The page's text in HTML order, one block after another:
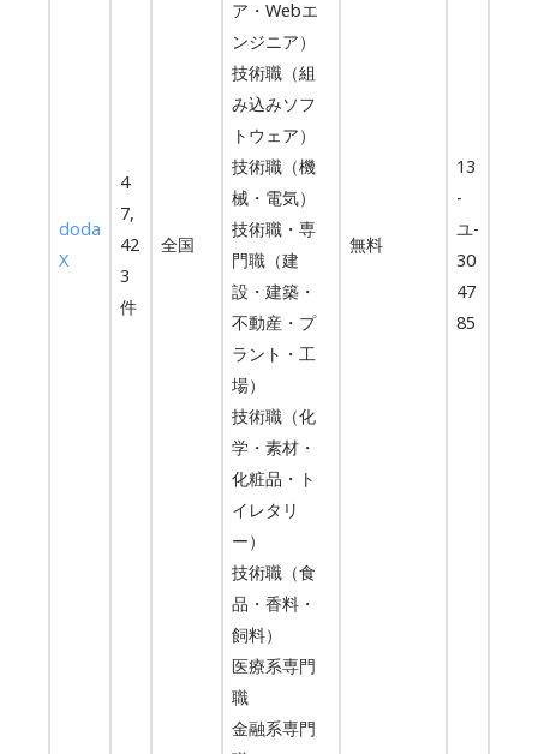
doda
X
4
7,
42
3
件
全国
ア・Webエ
ンジニア）
技術職（組
み込みソフ
トウェア）
技術職（機
械・電気）
技術職・専
門職（建
設・建築・
不動産・プ
ラント・工
場）
技術職（化
学・素材・
化粧品・ト
イレタリ
ー）
技術職（食
品・香料・
飼料）
医療系専門
職
金融系専門
無料
13
-
ユ-
30
47
85